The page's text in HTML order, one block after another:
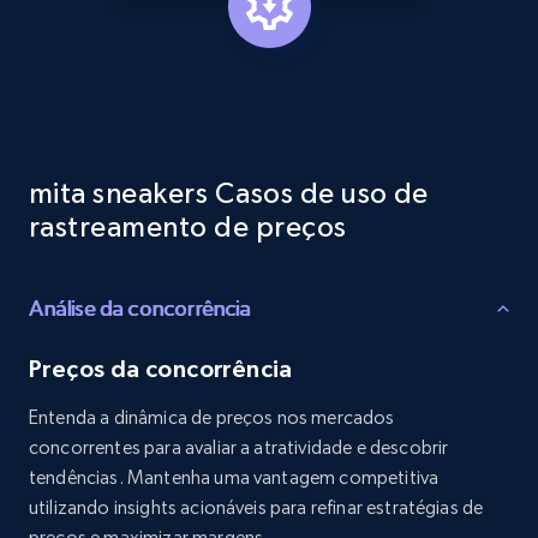
Etsy - Collects data from shop's URL
URL, Product id, Listing inventory id, Title, Rating,
price, and more.
1.9K+ 323+
Amazon products search
Asin, URL, Name, Sponsored, Initial price, Final
mita sneakers Casos de uso de
rastreamento de preços
Análise da concorrência
Preços da concorrência
Entenda a dinâmica de preços nos mercados
concorrentes para avaliar a atratividade e descobrir
tendências. Mantenha uma vantagem competitiva
utilizando insights acionáveis para refinar estratégias de